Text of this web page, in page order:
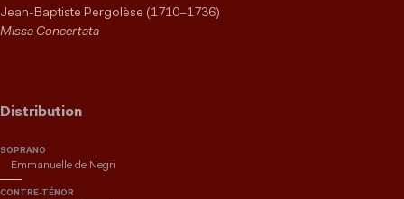
Jean-Baptiste Pergolèse (1710–1736)
Missa Concertata
Distribution
SOPRANO
Emmanuelle de Negri
CONTRE-TÉNOR